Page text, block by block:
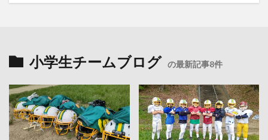
小学生チームブログ の最新記事8件